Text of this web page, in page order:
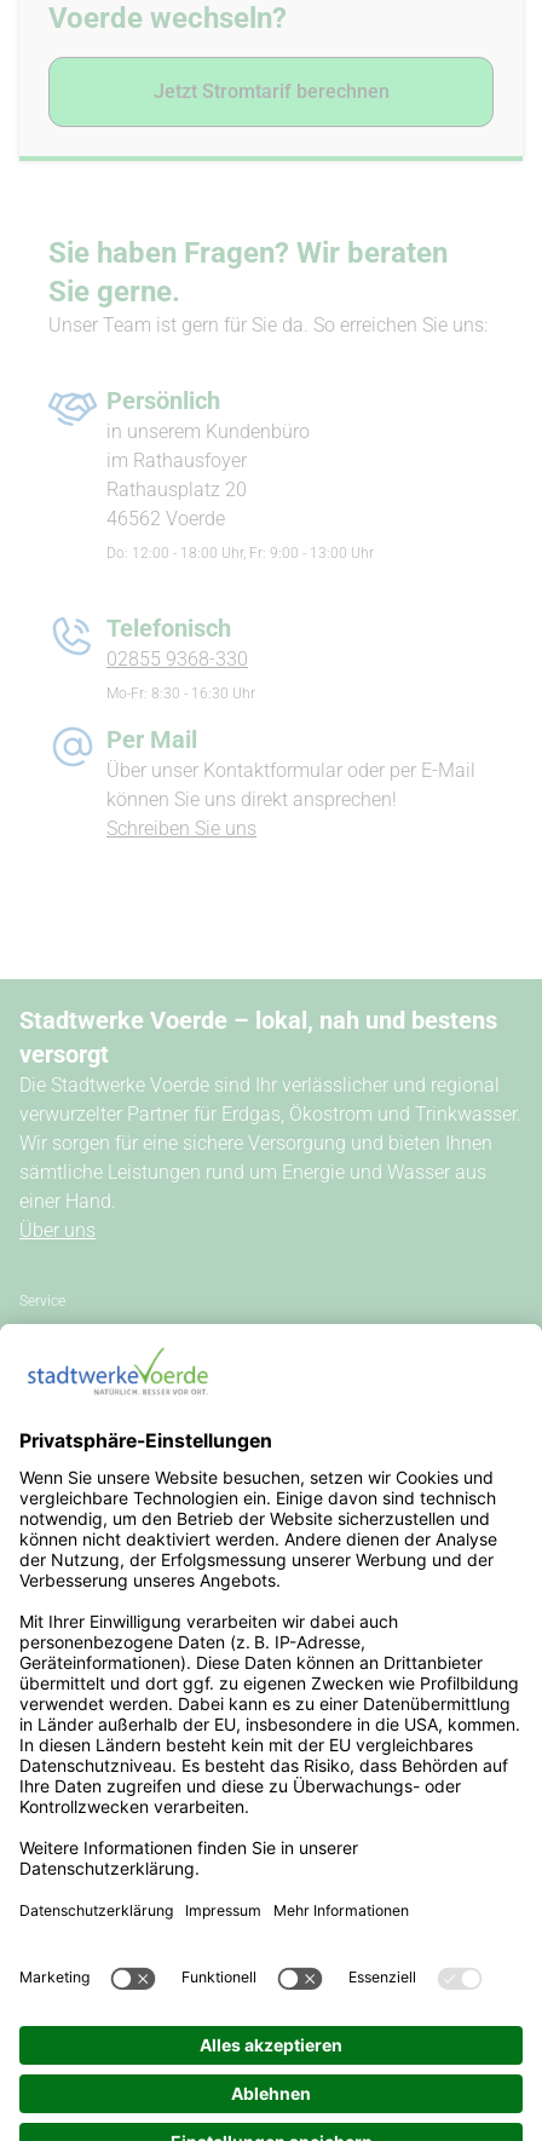
Voerde wechseln?
Jetzt Stromtarif berechnen
Sie haben Fragen? Wir beraten
Sie gerne.
Unser Team ist gern für Sie da. So erreichen Sie uns:
Persönlich
in unserem Kun­denbüro
im Rathausfoyer
Rathausplatz 20
46562 Voerde
Do: 12:00 - 18:00 Uhr, Fr: 9:00 - 13:00 Uhr
Telefonisch
02855 9368-330
Mo-Fr: 8:30 - 16:30 Uhr
Per Mail
Über unser Kontaktformular oder per E-Mail
können Sie uns direkt an­sprechen!
Schreiben Sie uns
Stadtwerke Voerde – lokal, nah und bestens
versorgt
Die Stadtwerke Voerde sind Ihr verlässlicher und regional
verwurzelter Partner für Erdgas, Ökostrom und Trinkwasser.
Wir sorgen für eine sichere Versorgung und bieten Ihnen
sämtliche Leistungen rund um Energie und Wasser aus
einer Hand.
Über uns
Service
Kontakt
Vertrag widerrufen
Vertragsinformationen
Stromkennzeichnung
Außergerichtliche Streitbeilegung
Steuern, Umlagen, Abgaben & Gebühren
Veröffentlichungen nach REMIT
Erklärung zur Barrierefreiheit
Rechtliches
Impressum
Datenschutz
Informationspflichten
Nutzungsbedingungen
Datenaustausch
Adresse
Rathausplatz 20
Hotline
02855 9368-330